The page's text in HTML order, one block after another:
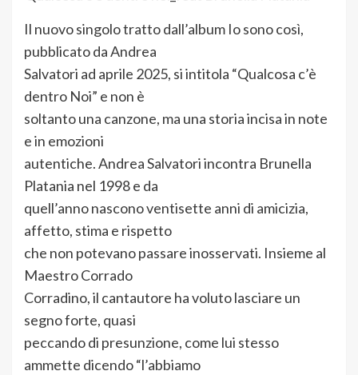
Il nuovo singolo tratto dall’album Io sono così,
pubblicato da Andrea
Salvatori ad aprile 2025, si intitola “Qualcosa c’è
dentro Noi” e non è
soltanto una canzone, ma una storia incisa in note
e in emozioni
autentiche. Andrea Salvatori incontra Brunella
Platania nel 1998 e da
quell’anno nascono ventisette anni di amicizia,
affetto, stima e rispetto
che non potevano passare inosservati. Insieme al
Maestro Corrado
Corradino, il cantautore ha voluto lasciare un
segno forte, quasi
peccando di presunzione, come lui stesso
ammette dicendo “l’abbiamo